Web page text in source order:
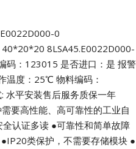
0
40*20*20 8LSA45.E0022D000-
码：123015 是否进口：是 报警
温度：25℃ 物料编码：
水平安装售后服务质保一年
要高性能、高可靠性的工业自
全认证多读 ●可靠性和简单故障
●IP20类保护，不需要存储模块 ●